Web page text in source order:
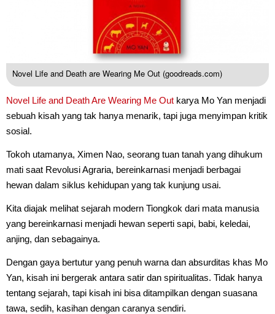
Novel Life and Death are Wearing Me Out (goodreads.com)
Novel Life and Death Are Wearing Me Out karya Mo Yan menjadi
sebuah kisah yang tak hanya menarik, tapi juga menyimpan kritik
sosial.
Tokoh utamanya, Ximen Nao, seorang tuan tanah yang dihukum
mati saat Revolusi Agraria, bereinkarnasi menjadi berbagai
hewan dalam siklus kehidupan yang tak kunjung usai.
Kita diajak melihat sejarah modern Tiongkok dari mata manusia
yang bereinkarnasi menjadi hewan seperti sapi, babi, keledai,
anjing, dan sebagainya.
Dengan gaya bertutur yang penuh warna dan absurditas khas Mo
Yan, kisah ini bergerak antara satir dan spiritualitas. Tidak hanya
tentang sejarah, tapi kisah ini bisa ditampilkan dengan suasana
tawa, sedih, kasihan dengan caranya sendiri.